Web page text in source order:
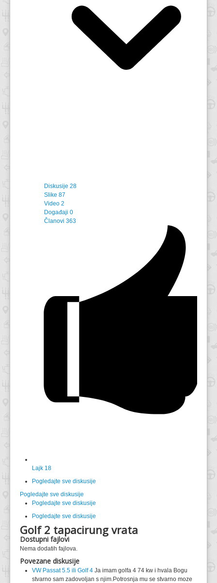
Diskusije 28
Slike 87
Video 2
Događaji 0
Članovi 363
Lajk 18
Pogledajte sve diskusije
Pogledajte sve diskusije
Pogledajte sve diskusije
Pogledajte sve diskusije
Golf 2 tapacirung vrata
Dostupni fajlovi
Nema dodatih fajlova.
Povezane diskusije
VW Passat 5.5 ili Golf 4 Ja imam golfa 4 74 kw i hvala Bogu
stvarno sam zadovoljan s njim.Potrosnja mu se stvarno moze